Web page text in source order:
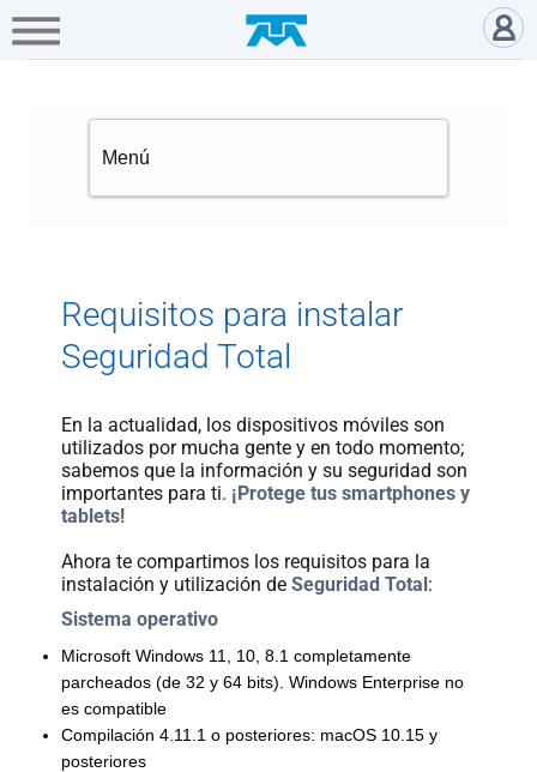
Hogar Empresa Gamers
A+
Telmex
Tienda
línea
Portabilidad
Paga
Recibo
Requisitos para instalar
Seguridad Total
En la actualidad, los dispositivos móviles son
utilizados por mucha gente y en todo momento;
sabemos que la información y su seguridad son
importantes para ti. ¡Protege tus smartphones y
tablets!
Ahora te compartimos los requisitos para la
instalación y utilización de Seguridad Total:
Sistema operativo
Microsoft Windows 11, 10, 8.1 completamente
parcheados (de 32 y 64 bits). Windows Enterprise no
es compatible
Compilación 4.11.1 o posteriores: macOS 10.15 y
posteriores